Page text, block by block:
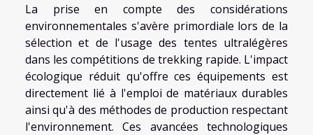
La prise en compte des considérations
environnementales s'avère primordiale lors de la
sélection et de l'usage des tentes ultralégères
dans les compétitions de trekking rapide. L'impact
écologique réduit qu'offre ces équipements est
directement lié à l'emploi de matériaux durables
ainsi qu'à des méthodes de production respectant
l'environnement. Ces avancées technologiques